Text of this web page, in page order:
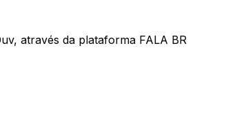
através da plataforma FALA BR